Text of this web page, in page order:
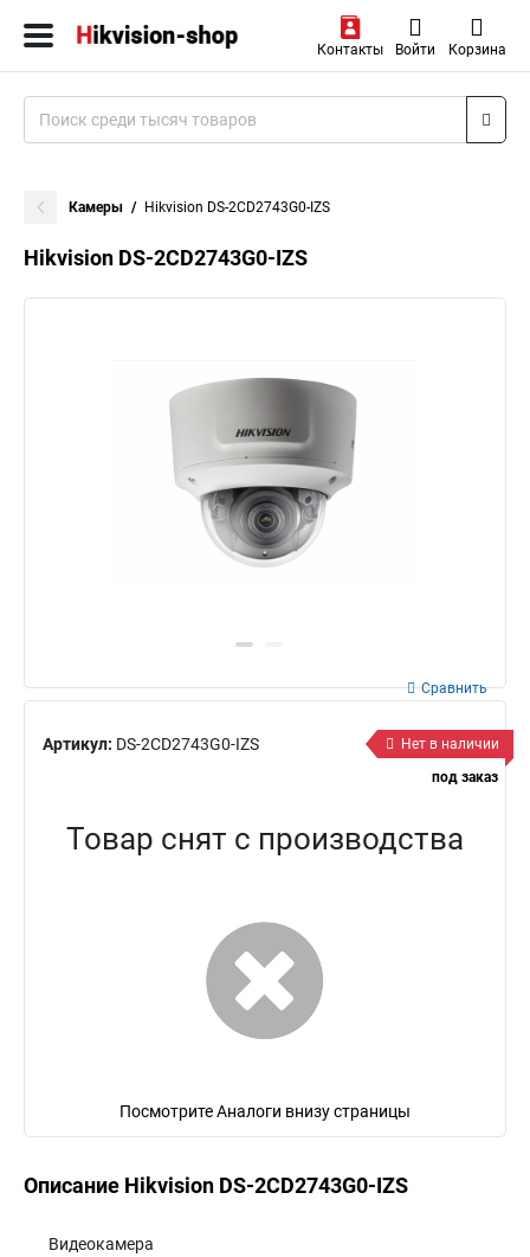
Контакты Войти Корзина
Камеры Hikvision DS-2CD2743G0-IZS
Hikvision DS-2CD2743G0-IZS
Артикул: DS-2CD2743G0-IZS
Сравнить
Нет в наличии
под заказ
Товар снят с производства
Посмотрите Аналоги внизу страницы
Описание Hikvision DS-2CD2743G0-IZS
Видеокамера